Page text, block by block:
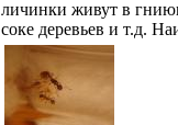
личинки живут в
соке деревьев и т.д.